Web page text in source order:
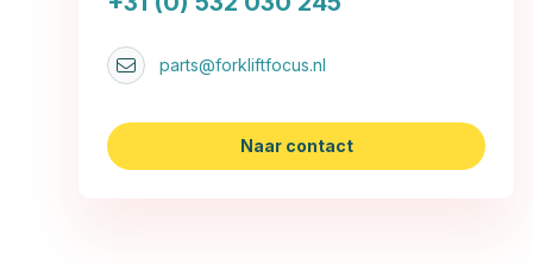
parts@forkliftfocus.nl
Naar contact